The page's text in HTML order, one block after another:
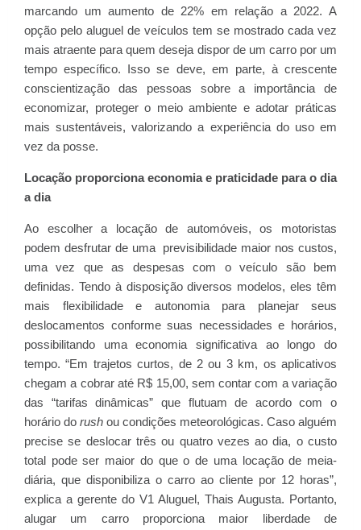
marcando um aumento de 22% em relação a 2022. A
opção pelo aluguel de veículos tem se mostrado cada vez
mais atraente para quem deseja dispor de um carro por um
tempo específico. Isso se deve, em parte, à crescente
conscientização das pessoas sobre a importância de
economizar, proteger o meio ambiente e adotar práticas
mais sustentáveis, valorizando a experiência do uso em
vez da posse.
Locação proporciona economia e praticidade para o dia
a dia
Ao escolher a locação de automóveis, os motoristas
podem desfrutar de uma previsibilidade maior nos custos,
uma vez que as despesas com o veículo são bem
definidas. Tendo à disposição diversos modelos, eles têm
mais flexibilidade e autonomia para planejar seus
deslocamentos conforme suas necessidades e horários,
possibilitando uma economia significativa ao longo do
tempo. “Em trajetos curtos, de 2 ou 3 km, os aplicativos
chegam a cobrar até R$ 15,00, sem contar com a variação
das “tarifas dinâmicas” que flutuam de acordo com o
horário do rush ou condições meteorológicas. Caso alguém
precise se deslocar três ou quatro vezes ao dia, o custo
total pode ser maior do que o de uma locação de meia-
diária, que disponibiliza o carro ao cliente por 12 horas”,
explica a gerente do V1 Aluguel, Thais Augusta. Portanto,
alugar um carro proporciona maior liberdade de